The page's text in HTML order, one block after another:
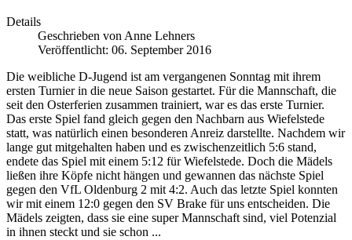
Details
Geschrieben von Anne Lehners
Veröffentlicht: 06. September 2016
Die weibliche D-Jugend ist am vergangenen Sonntag mit ihrem
ersten Turnier in die neue Saison gestartet. Für die Mannschaft, die
seit den Osterferien zusammen trainiert, war es das erste Turnier.
Das erste Spiel fand gleich gegen den Nachbarn aus Wiefelstede
statt, was natürlich einen besonderen Anreiz darstellte. Nachdem wir
lange gut mitgehalten haben und es zwischenzeitlich 5:6 stand,
endete das Spiel mit einem 5:12 für Wiefelstede. Doch die Mädels
ließen ihre Köpfe nicht hängen und gewannen das nächste Spiel
gegen den VfL Oldenburg 2 mit 4:2. Auch das letzte Spiel konnten
wir mit einem 12:0 gegen den SV Brake für uns entscheiden. Die
Mädels zeigten, dass sie eine super Mannschaft sind, viel Potenzial
in ihnen steckt und sie schon ...